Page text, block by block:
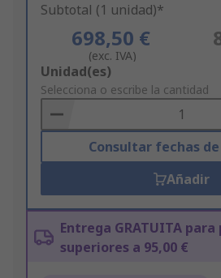
Subtotal (1 unidad)*
698,50 €
(exc. IVA)
Add
to
Basket
Unidad(es)
Selecciona o escribe la cantidad
Consultar fechas
Añadir
Entrega GRATUITA para
superiores a 95,00 €